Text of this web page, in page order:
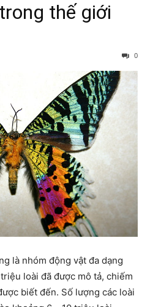
thế giới
0
là nhóm động vật đa dạng
loài đã được mô tả, chiếm
biết đến. Số lượng các loài